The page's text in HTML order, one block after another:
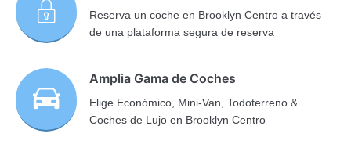
Reserva un coche en Brooklyn Centro a través
de una plataforma segura de reserva
Amplia Gama de Coches
Elige Económico, Mini-Van, Todoterreno &
Coches de Lujo en Brooklyn Centro